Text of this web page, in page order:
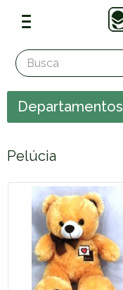
Departamentos
Pelúcia
Ordenar por:
Exibir até: